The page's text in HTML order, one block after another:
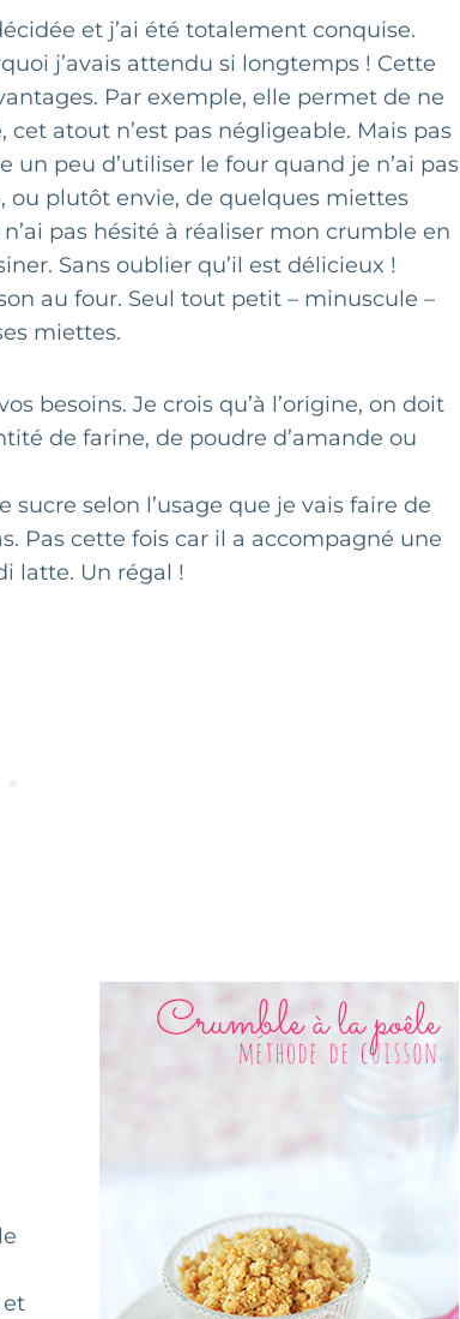
et j’ai été totalement conquise.
j’avais attendu si longtemps ! Cette
Par exemple, elle permet de ne
atout n’est pas négligeable. Mais pas
un peu d’utiliser le four quand je n’ai pas
ou plutôt envie, de quelques miettes
pas hésité à réaliser mon crumble en
Sans oublier qu’il est délicieux !
au four. Seul tout petit – minuscule –
miettes.
besoins. Je crois qu’à l’origine, on doit
de farine, de poudre d’amande ou
selon l’usage que je vais faire de
Pas cette fois car il a accompagné une
latte. Un régal !
et